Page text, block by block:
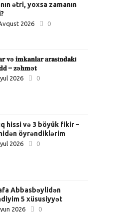
ətri, yoxsa zamanın
2026 0
𝐯ə 𝐢𝐦𝐤𝐚𝐧𝐥𝐚𝐫 𝐚𝐫𝐚𝐬ı𝐧𝐝𝐚𝐤ı
– 𝐳ə𝐡𝐦ə𝐭
2026 0
hissi və 3 böyük fikir –
öyrəndiklərim
2026 0
Abbasbəylidən
5 xüsusiyyət
2026 0